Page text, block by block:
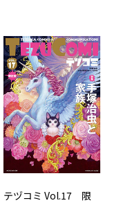
テヅコミ Vol.17 限